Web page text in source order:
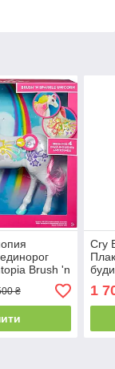
Brush 'n
₴
Cry
1